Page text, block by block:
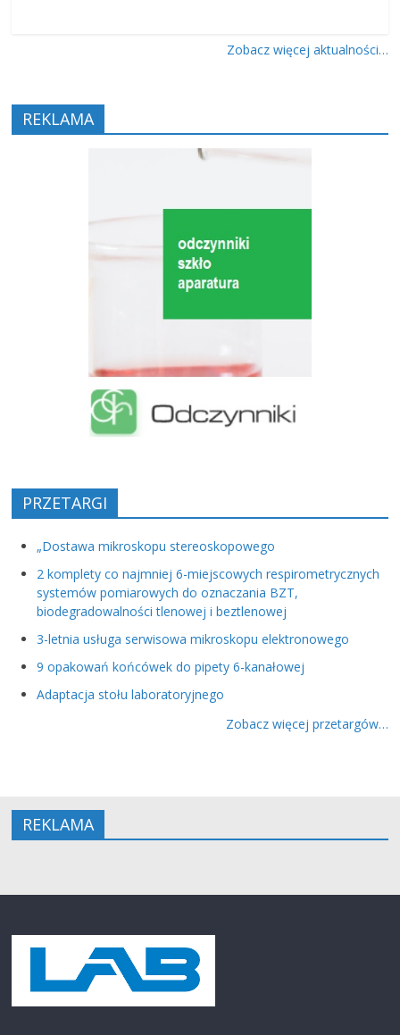
Zobacz więcej aktualności…
REKLAMA
PRZETARGI
„Dostawa mikroskopu stereoskopowego
2 komplety co najmniej 6-miejscowych respirometrycznych
systemów pomiarowych do oznaczania BZT,
biodegradowalności tlenowej i beztlenowej
3-letnia usługa serwisowa mikroskopu elektronowego
9 opakowań końcówek do pipety 6-kanałowej
Adaptacja stołu laboratoryjnego
Zobacz więcej przetargów…
REKLAMA